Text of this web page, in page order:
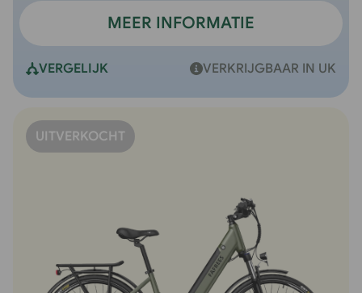
MEER INFORMATIE
VERGELIJK VERKRIJGBAAR IN UK
UITVERKOCHT